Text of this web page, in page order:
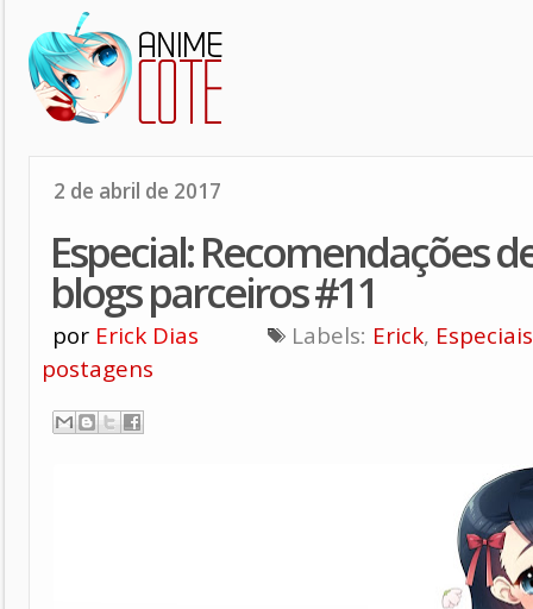
2 de abril de 2017
Especial: Recomendações
blogs parceiros #11
por Erick Dias Labels: Erick, Especiais
postagens